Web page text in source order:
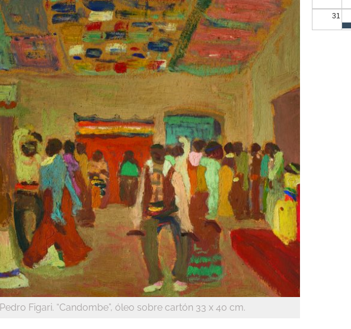
Pedro Figari. “Candombe”, óleo sobre cartón 33 x 40 cm.
31